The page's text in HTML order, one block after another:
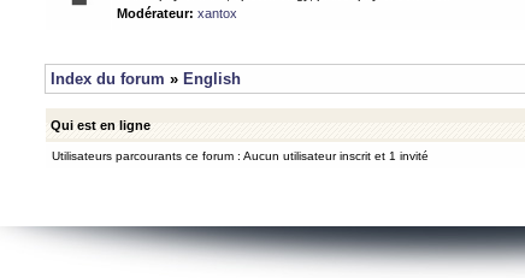
Modérateur: xantox
Index du forum » English
Qui est en ligne
Utilisateurs parcourants ce forum : Aucun utilisateur inscrit et 1 invité